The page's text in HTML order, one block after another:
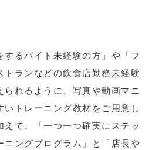
するバイト未経験の方」や「フ
トランなどの飲食店勤務未経験
られるように、写真や動画マニ
いトレーニング教材をご用意し
えて、「一つ一つ確実にステッ
ニングプログラム」と「店長や